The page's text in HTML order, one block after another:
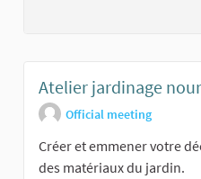
Atelier jardinage
Official meeting
Créer et emmener votre
des matériaux du jardin.